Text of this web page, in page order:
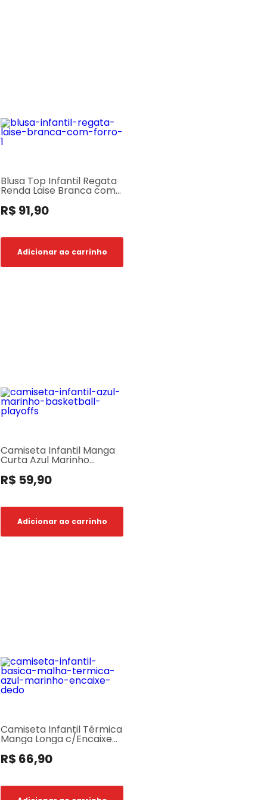
Blusa Top Infantil Regata
Renda Laise Branca com
R$ 91,90
Adicionar ao carrinho
Camiseta Infantil Manga
Curta Azul Marinho
R$ 59,90
Adicionar ao carrinho
Camiseta Infantil Térmica
Manga Longa c/Encaixe
de Dedo Azul Marinho
R$ 66,90